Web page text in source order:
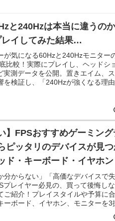
と240Hzは本当に違うの
イしてみた結果…
が気になる60Hzと240Hzモニター
比較！実際にプレイし、ヘッドシ
実測データを公開。置きエイム、
を検証し、「240Hzが強くなる理
】FPSおすすめゲーミング
ピッタリのデバイスが見
ド・キーボード・イヤホ
OW
分からない」「高価なデバイスで
プレイヤー必見の、買って後悔し
ご紹介！プレイスタイルや予算に
ーボード、イヤホン、モニターを3